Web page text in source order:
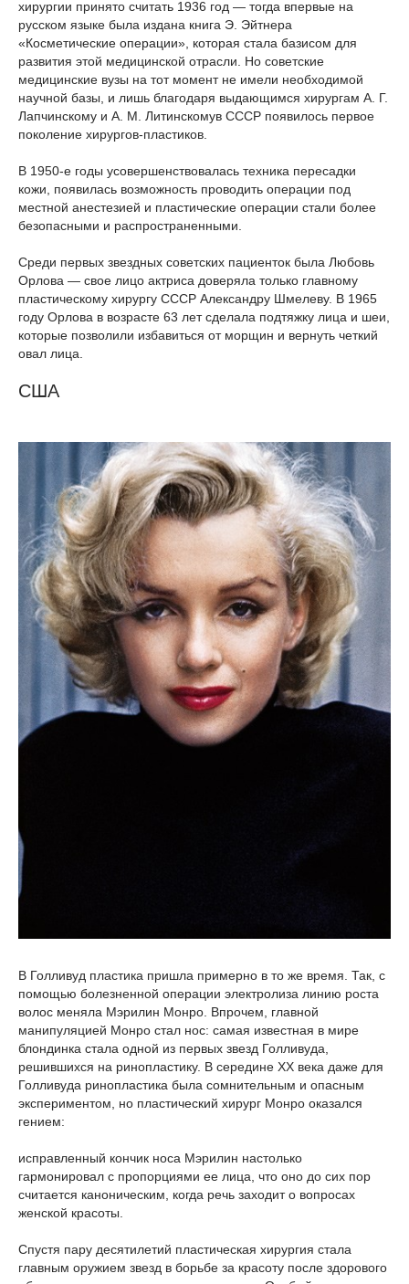
хирургии принято считать 1936 год — тогда впервые на
русском языке была издана книга Э. Эйтнера
«Косметические операции», которая стала базисом для
развития этой медицинской отрасли. Но советские
медицинские вузы на тот момент не имели необходимой
научной базы, и лишь благодаря выдающимся хирургам А. Г.
Лапчинскому и А. М. Литинскомув СССР появилось первое
поколение хирургов-пластиков.
В 1950-е годы усовершенствовалась техника пересадки
кожи, появилась возможность проводить операции под
местной анестезией и пластические операции стали более
безопасными и распространенными.
Среди первых звездных советских пациенток была Любовь
Орлова — свое лицо актриса доверяла только главному
пластическому хирургу СССР Александру Шмелеву. В 1965
году Орлова в возрасте 63 лет сделала подтяжку лица и шеи,
которые позволили избавиться от морщин и вернуть четкий
овал лица.
США
В Голливуд пластика пришла примерно в то же время. Так, с
помощью болезненной операции электролиза линию роста
волос меняла Мэрилин Монро. Впрочем, главной
манипуляцией Монро стал нос: самая известная в мире
блондинка стала одной из первых звезд Голливуда,
решившихся на ринопластику. В середине XX века даже для
Голливуда ринопластика была сомнительным и опасным
экспериментом, но пластический хирург Монро оказался
гением:
исправленный кончик носа Мэрилин настолько
гармонировал с пропорциями ее лица, что оно до сих пор
считается каноническим, когда речь заходит о вопросах
женской красоты.
Спустя пару десятилетий пластическая хирургия стала
главным оружием звезд в борьбе за красоту после здорового